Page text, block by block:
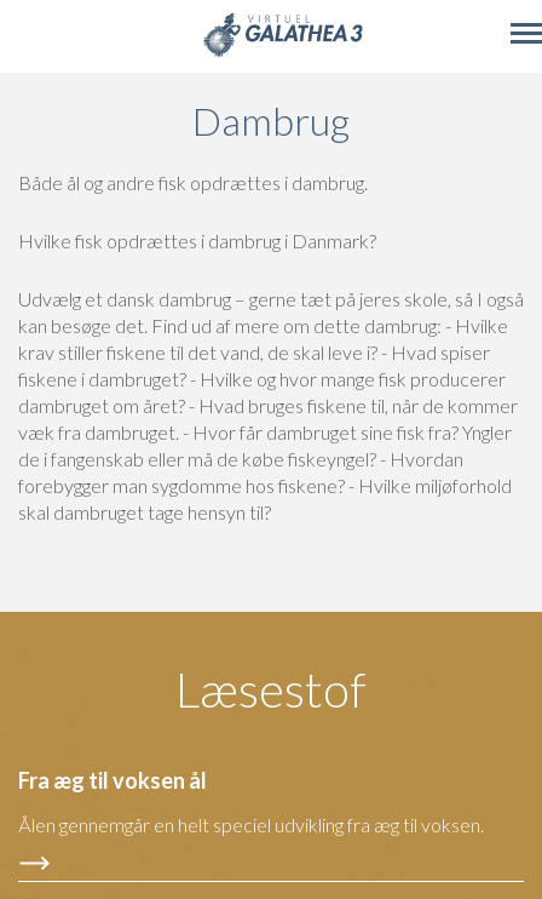
Dambrug
Både ål og andre fisk opdrættes i dambrug.
Hvilke fisk opdrættes i dambrug i Danmark?
Udvælg et dansk dambrug – gerne tæt på jeres skole, så I også
kan besøge det. Find ud af mere om dette dambrug: - Hvilke
krav stiller fiskene til det vand, de skal leve i? - Hvad spiser
fiskene i dambruget? - Hvilke og hvor mange fisk producerer
dambruget om året? - Hvad bruges fiskene til, når de kommer
væk fra dambruget. - Hvor får dambruget sine fisk fra? Yngler
de i fangenskab eller må de købe fiskeyngel? - Hvordan
forebygger man sygdomme hos fiskene? - Hvilke miljøforhold
skal dambruget tage hensyn til?
Læsestof
Fra æg til voksen ål
Ålen gennemgår en helt speciel udvikling fra æg til voksen.